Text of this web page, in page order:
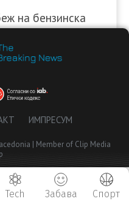
на бензинска
Tech Забава Спорт
ИМПРЕСУМ
| Member of Clip Media